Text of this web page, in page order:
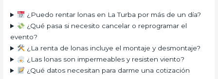
¿Puedo rentar lonas en La Turba por más de un día?
¿Qué pasa si necesito cancelar o reprogramar el
evento?
¿La renta de lonas incluye el montaje y desmontaje?
¿Las lonas son impermeables y resisten viento?
¿Qué datos necesitan para darme una cotización